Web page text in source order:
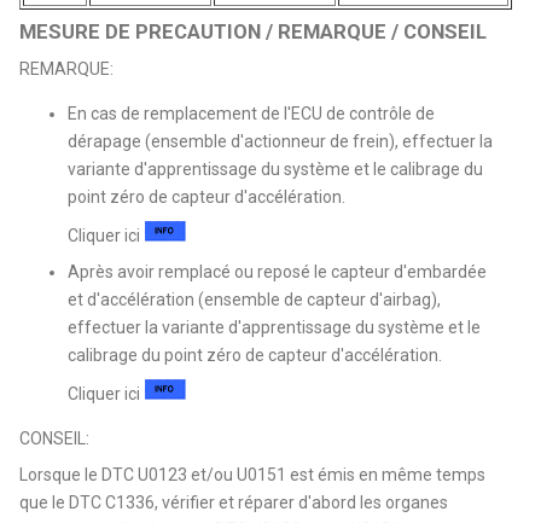
MESURE DE PRECAUTION / REMARQUE / CONSEIL
REMARQUE:
En cas de remplacement de l'ECU de contrôle de
dérapage (ensemble d'actionneur de frein), effectuer la
variante d'apprentissage du système et le calibrage du
point zéro de capteur d'accélération.
Cliquer ici
Après avoir remplacé ou reposé le capteur d'embardée
et d'accélération (ensemble de capteur d'airbag),
effectuer la variante d'apprentissage du système et le
calibrage du point zéro de capteur d'accélération.
Cliquer ici
CONSEIL:
Lorsque le DTC U0123 et/ou U0151 est émis en même temps
que le DTC C1336, vérifier et réparer d'abord les organes